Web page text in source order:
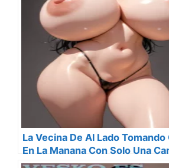
La Vecina De Al Lado Tomando
En La Manana Con Solo Una